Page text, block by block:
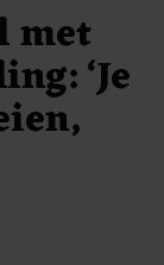
met
‘Je